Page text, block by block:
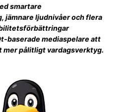
smartare
jämnare ljudnivåer och flera
baserade mediaspelare att
pålitligt vardagsverktyg.